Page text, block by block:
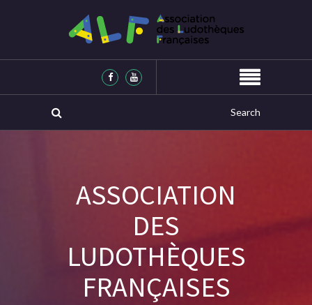
ASSOCIATION
DES
LUDOTHÈQUES
FRANÇAISES